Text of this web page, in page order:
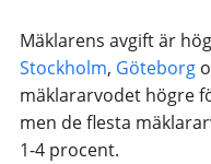
Mäklarens avgift är
Stockholm, Göteborg
mäklararvodet högre
men de flesta
1-4 procent.